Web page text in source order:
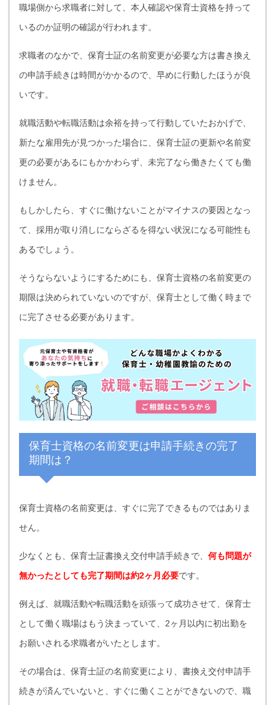
職場側から求職者に対して、本人確認や保育士資格を持って
いるのか証明の確認が行われます。
求職者のなかで、保育士証の名前変更が必要な方は書き換え
の申請手続きは時間がかかるので、早めに行動したほうが良
いです。
就職活動や転職活動は余裕を持って行動していたおかげで、
新たな雇用先が見つかった場合に、保育士証の更新や名前変
更の必要があるにもかかわらず、未完了なら働きたくても働
けません。
もしかしたら、すぐに働けないことがマイナスの要因となっ
て、採用が取り消しにならざるを得ない状況になる可能性も
あるでしょう。
そうならないようにするためにも、保育士資格の名前変更の
期限は決められていないのですが、保育士として働く時まで
に完了させる必要があります。
保育士資格の名前変更は申請手続きの完了
期間は？
保育士資格の名前変更は、すぐに完了できるものではありま
せん。
少なくとも、保育士証書換え交付申請手続きで、何も問題が
無かったとしても完了期間は約2ヶ月必要です。
例えば、就職活動や転職活動を頑張って成功させて、保育士
として働く職場はもう決まっていて、2ヶ月以内に初出勤を
お願いされる求職者がいたとします。
その場合は、保育士証の名前変更により、書換え交付申請手
続きが済んでいないと、すぐに働くことができないので、職